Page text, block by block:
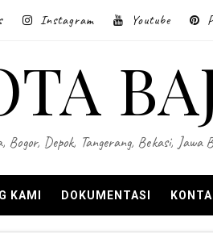
Instagram Youtube
Depok, Tangerang, Bekasi,
KAMI DOKUMENTASI